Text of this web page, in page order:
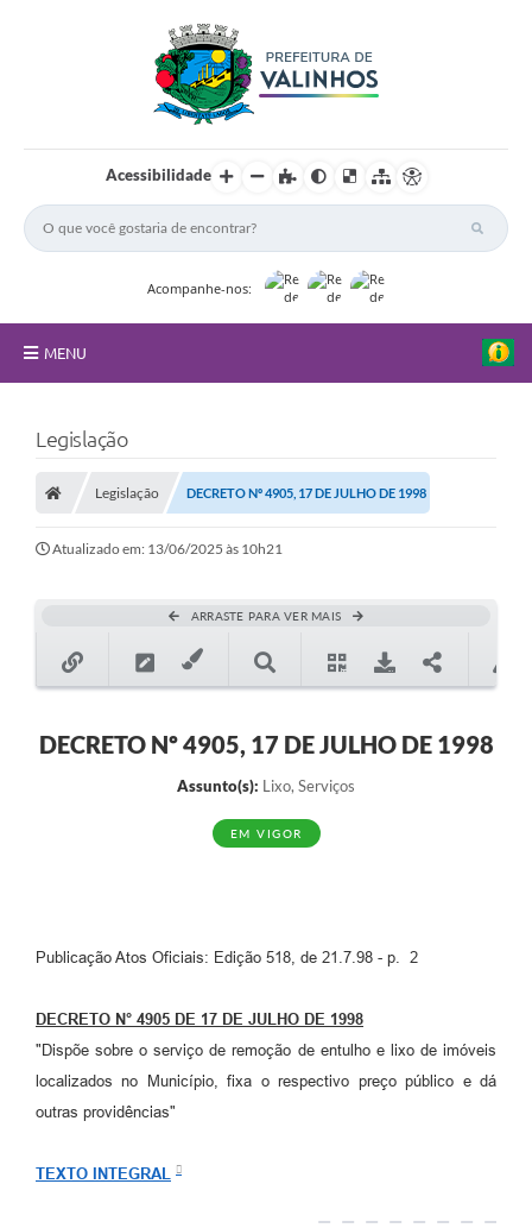
Acessibilidade
Acompanhe-nos:
MENU
Principal
Nossa Cidade
Secretarias
Transparência
Programa Famílias Fortes
Contratação de estagiário - estudante de Direito -
Procuradoria do Município de Valinhos
Audiências Públicas
Arquivos para Download
Carta de Serviços
Turismo
Legislação
Legislação DECRETO Nº 4905, 17 DE JULHO DE 1998
Atualizado em: 13/06/2025 às 10h21
ARRASTE PARA VER MAIS
DECRETO Nº 4905, 17 DE JULHO DE 1998
Assunto(s): Lixo, Serviços
EM VIGOR
Publicação Atos Oficiais: Edição 518, de 21.7.98 - p. 2
DECRETO N° 4905 DE 17 DE JULHO DE 1998
"Dispõe sobre o serviço de remoção de entulho e lixo de imóveis
localizados no Município, fixa o respectivo preço público e dá
outras providências"
TEXTO INTEGRAL